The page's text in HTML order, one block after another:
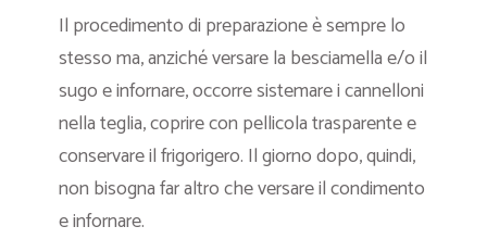
Il procedimento di preparazione è sempre lo
stesso ma, anziché versare la besciamella e/o il
sugo e infornare, occorre sistemare i cannelloni
nella teglia, coprire con pellicola trasparente e
conservare il frigorigero. Il giorno dopo, quindi,
non bisogna far altro che versare il condimento
e infornare.